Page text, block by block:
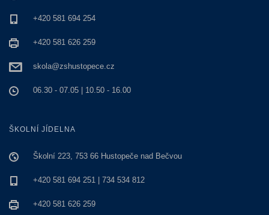
+420 581 694 254
+420 581 626 259
skola@zshustopece.cz
06.30 - 07.05 | 10.50 - 16.00
ŠKOLNÍ JÍDELNA
Školní 223, 753 66 Hustopeče nad Bečvou
+420 581 694 251 | 734 534 812
+420 581 626 259